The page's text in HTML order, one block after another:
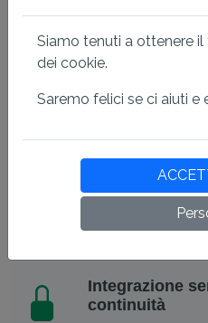
Autenticità
Una volta
codice ottenuto
dell'azienda.
consentono ai
codice firmato
programma
Integrazione
continuità
Siamo tenuti a ottenere
dei cookie.
Saremo felici se ci aiuti e